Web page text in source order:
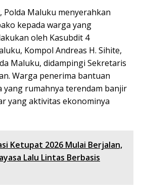
Polda Maluku menyerahkan
kepada warga yang
oleh Kasubdit 4
Kompol Andreas H. Sihite,
Maluku, didampingi Sekretaris
Warga penerima bantuan
yang rumahnya terendam banjir
yang aktivitas ekonominya
Ketupat 2026 Mulai Berjalan,
Lalu Lintas Berbasis